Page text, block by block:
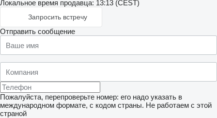
Локальное время продавца: 13:13 (CEST)
Запросить встречу
Отправить сообщение
Пожалуйста, перепроверьте номер: его надо указать в
международном формате, с кодом страны. Не работаем с этой
страной